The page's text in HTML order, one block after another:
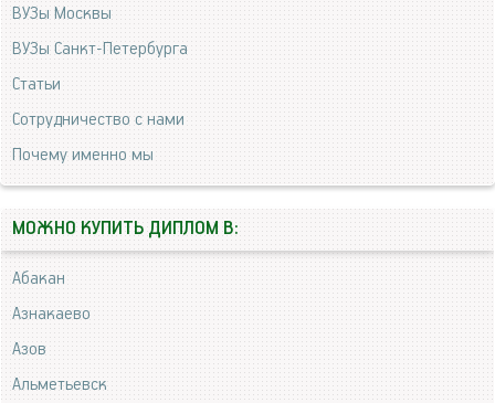
ВУЗы Москвы
ВУЗы Санкт-Петербурга
Статьи
Сотрудничество с нами
Почему именно мы
МОЖНО КУПИТЬ ДИПЛОМ В:
Абакан
Азнакаево
Азов
Альметьевск